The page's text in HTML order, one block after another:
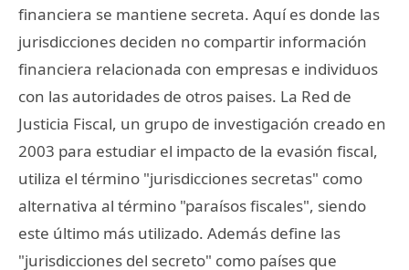
financiera se mantiene secreta. Aquí es donde las
jurisdicciones deciden no compartir información
financiera relacionada con empresas e individuos
con las autoridades de otros paises. La Red de
Justicia Fiscal, un grupo de investigación creado en
2003 para estudiar el impacto de la evasión fiscal,
utiliza el término "jurisdicciones secretas" como
alternativa al término "paraísos fiscales", siendo
este último más utilizado. Además define las
"jurisdicciones del secreto" como países que